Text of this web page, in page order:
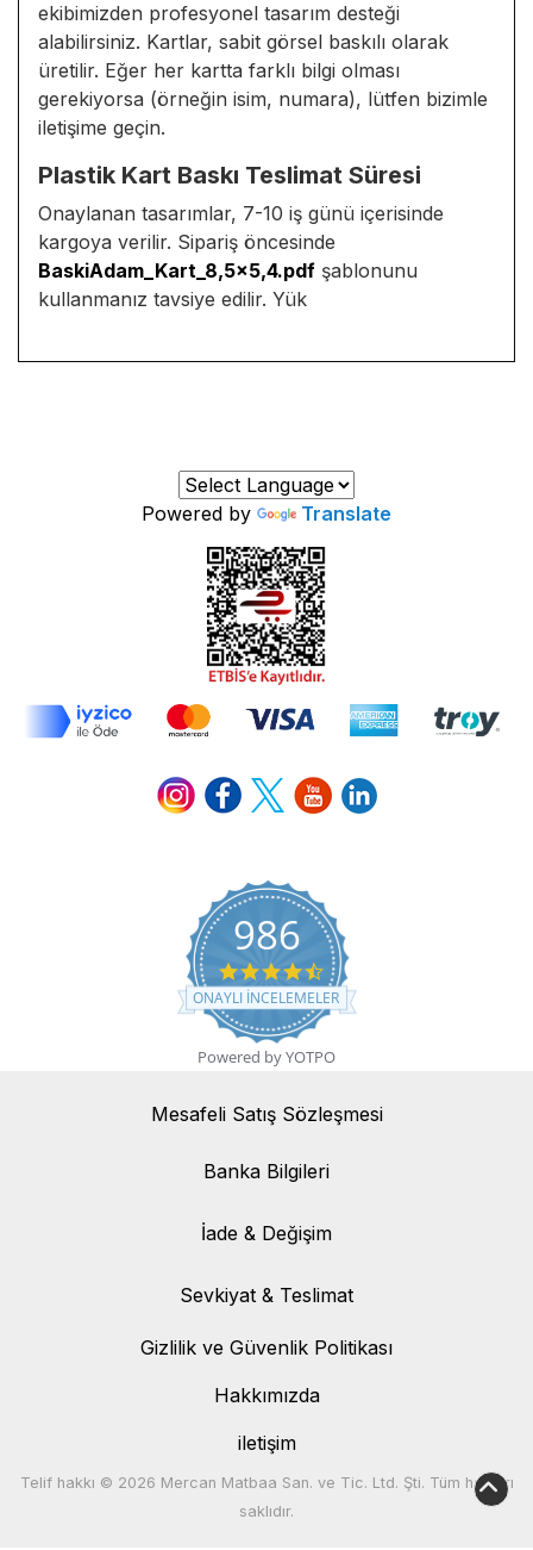
ekibimizden profesyonel tasarım desteği
alabilirsiniz. Kartlar, sabit görsel baskılı olarak
üretilir. Eğer her kartta farklı bilgi olması
gerekiyorsa (örneğin isim, numara), lütfen bizimle
iletişime geçin.
Plastik Kart Baskı Teslimat Süresi
Onaylanan tasarımlar, 7-10 iş günü içerisinde
kargoya verilir. Sipariş öncesinde
BaskiAdam_Kart_8,5x5,4.pdf şablonunu
kullanmanız tavsiye edilir. Yük
Powered by Translate
986
4.7 star rating
ONAYLI INCELEMELER
Powered by YOTPO
Mesafeli Satış Sözleşmesi
Banka Bilgileri
Banka Bilgileri
İade & Değişim
İade & Değişim
Sevkiyat & Teslimat
Sevkiyat & Teslimat
Gizlilik ve Güvenlik Politikası
Hakkımızda
iletişim
Telif hakkı © 2026 Mercan Matbaa San. ve Tic. Ltd. Şti. Tüm hakları
saklıdır.